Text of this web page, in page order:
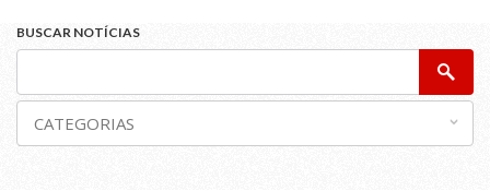
BUSCAR NOTÍCIAS
CATEGORIAS